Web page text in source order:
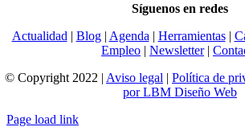
Síguenos en redes
Actualidad | Blog| Agenda | Herramientas|
Empleo | Newsletter|
© Copyright 2022 | Aviso legal | Política de
por LBM Diseño Web
Page load link